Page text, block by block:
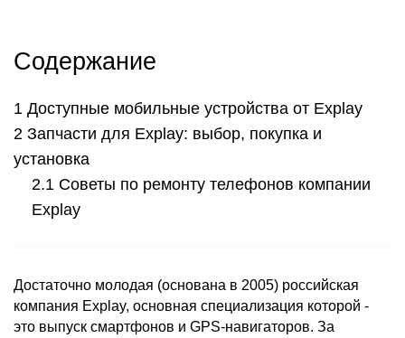
Содержание
Доступные мобильные устройства от Explay
Запчасти для Explay: выбор, покупка и
установка
Советы по ремонту телефонов компании
Explay
Достаточно молодая (основана в 2005) российская
компания Explay, основная специализация которой -
это выпуск смартфонов и GPS-навигаторов. За